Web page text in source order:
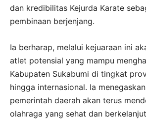
dan kredibilitas Kejurda Karate
pembinaan berjenjang.
Ia berharap, melalui kejuaraan ini
atlet potensial yang mampu
Kabupaten Sukabumi di tingkat
hingga internasional. Ia
pemerintah daerah akan terus
olahraga yang sehat dan